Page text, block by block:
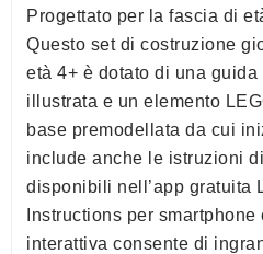
Progettato per la fascia di
Questo set di costruzione
età 4+ è dotato di una
illustrata e un elemento
base premodellata da cui
include anche le istruzioni
disponibili nell’app gratuita
Instructions per
interattiva consente di